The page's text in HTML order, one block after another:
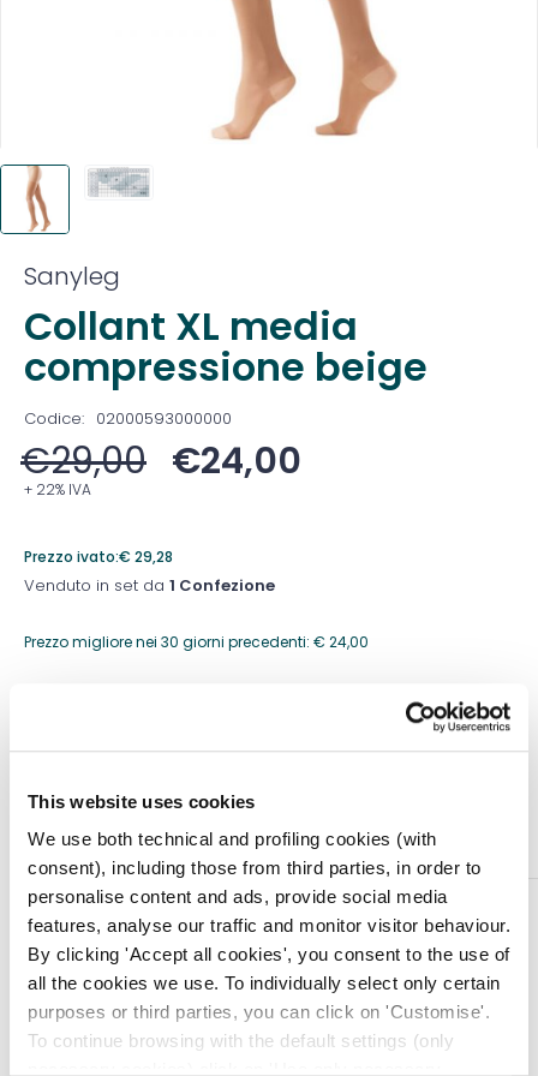
This website uses cookies
We use both technical and profiling cookies (with
consent), including those from third parties, in order to
personalise content and ads, provide social media
features, analyse our traffic and monitor visitor behaviour.
By clicking 'Accept all cookies', you consent to the use of
all the cookies we use. To individually select only certain
purposes or third parties, you can click on 'Customise'.
To continue browsing with the default settings (only
Sanyleg
Collant XL media
compressione beige
Codice: 02000593000000
€29,00 €24,00
+ 22% IVA
Prezzo ivato:€ 29,28
Venduto in set da 1 Confezione
Prezzo migliore nei 30 giorni precedenti: € 24,00
Aggiungi al carrello
DESCRIZIONE
Gambaletti, calze e collant progettati per le donne
dinamiche di oggi che necessitano di una
compressione elastica senza rinunciare allo stile.